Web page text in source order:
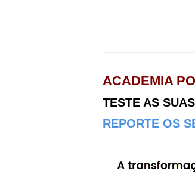
ACADEMIA
TESTE AS
REPORTE OS